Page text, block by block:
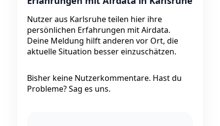
Nutzer aus Karlsruhe teilen hier ihre
persönlichen Erfahrungen mit Airdata.
Deine Meldung hilft anderen vor Ort, die
aktuelle Situation besser einzuschätzen.
Bisher keine Nutzerkommentare. Hast du
Probleme? Sag es uns.